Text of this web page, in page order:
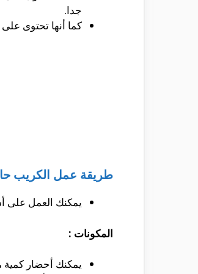
جدا.
كما أنها تحتوى
طريقة عمل الكريب
يمكنك العمل على
المكونات :
يمكنك أحضار